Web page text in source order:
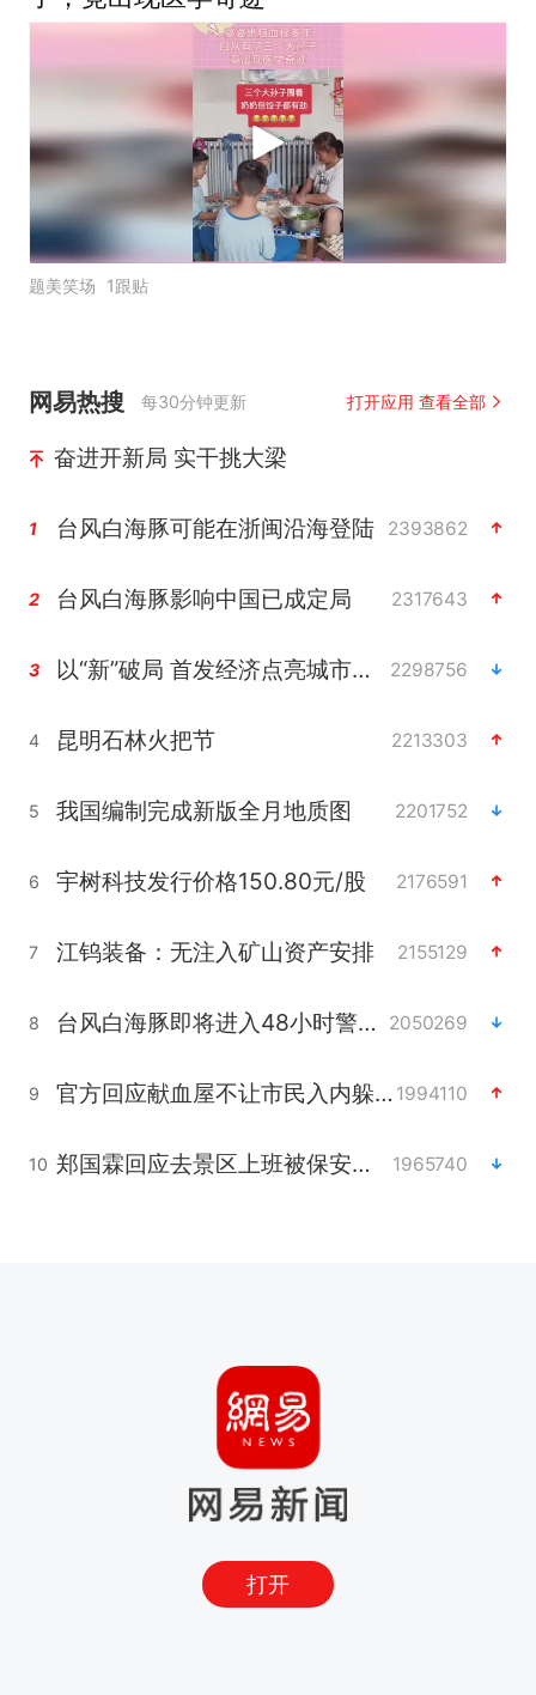
题美笑场 1跟贴
网易热搜 每30分钟更新 打开应用 查看全部
奋进开新局 实干挑大梁
1 台风白海豚可能在浙闽沿海登陆 2393862
2 台风白海豚影响中国已成定局 2317643
3 以“新”破局 首发经济点亮城市消费活力 2298756
4 昆明石林火把节 2213303
5 我国编制完成新版全月地质图 2201752
6 宇树科技发行价格150.80元/股 2176591
7 江钨装备：无注入矿山资产安排 2155129
8 台风白海豚即将进入48小时警戒线 2050269
9 官方回应献血屋不让市民入内躲雨 1994110
10 郑国霖回应去景区上班被保安拦下 1965740
打开